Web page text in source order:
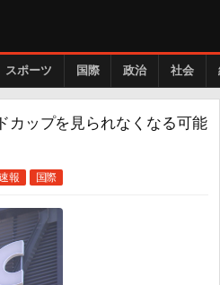
スポーツ 国際 政治 社会
カップを見られなくなる可能
報 国際